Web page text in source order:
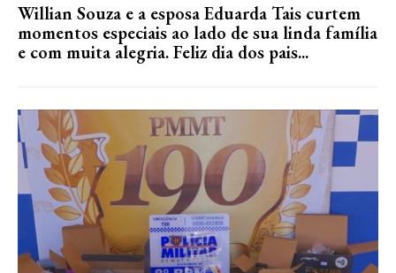
Willian Souza e a esposa Eduarda Tais curtem
momentos especiais ao lado de sua linda família
e com muita alegria. Feliz dia dos pais...